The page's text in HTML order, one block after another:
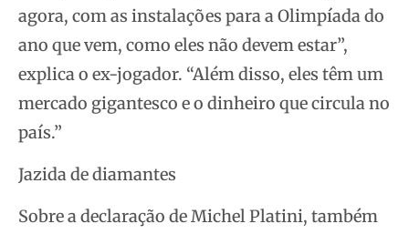
agora, com as instalações para a Olimpíada do
ano que vem, como eles não devem estar”,
explica o ex-jogador. “Além disso, eles têm um
mercado gigantesco e o dinheiro que circula no
país.”
Jazida de diamantes
Sobre a declaração de Michel Platini, também